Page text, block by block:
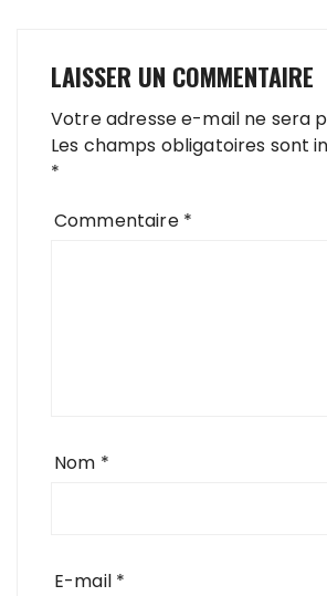
LAISSER UN COMMENTAIRE
Votre adresse e-mail ne sera
Les champs obligatoires sont
*
Commentaire *
Nom *
E-mail *